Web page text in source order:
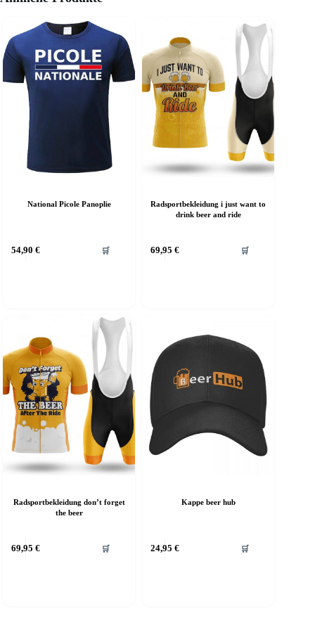
National Picole Panoplie
54,90 € 🛒
Radsportbekleidung i just want to
drink beer and ride
69,95 € 🛒
Radsportbekleidung don’t forget
the beer
69,95 € 🛒
Kappe beer hub
24,95 € 🛒
Produkt